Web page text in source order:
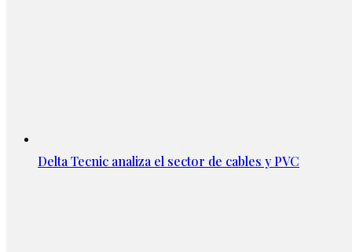
Delta Tecnic analiza el sector de cables y PVC